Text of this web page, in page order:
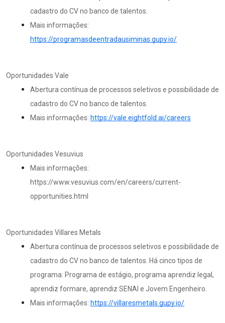
cadastro do CV no banco de talentos.
Mais informações:
https://programasdeentradausiminas.gupy.io/
Oportunidades Vale
Abertura contínua de processos seletivos e possibilidade de
cadastro do CV no banco de talentos.
Mais informações: https://vale.eightfold.ai/careers
Oportunidades Vesuvius
Mais informações:
https://www.vesuvius.com/en/careers/current-
opportunities.html
Oportunidades Villares Metals
Abertura contínua de processos seletivos e possibilidade de
cadastro do CV no banco de talentos. Há cinco tipos de
programa: Programa de estágio, programa aprendiz legal,
aprendiz formare, aprendiz SENAI e Jovem Engenheiro.
Mais informações: https://villaresmetals.gupy.io/